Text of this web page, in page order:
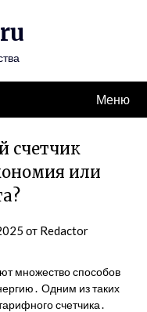
Меню
счетчик
или
от Redactor
множество способов
Одним из таких
счетчика․